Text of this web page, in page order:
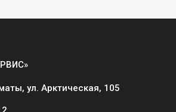
ул. Арктическая, 105